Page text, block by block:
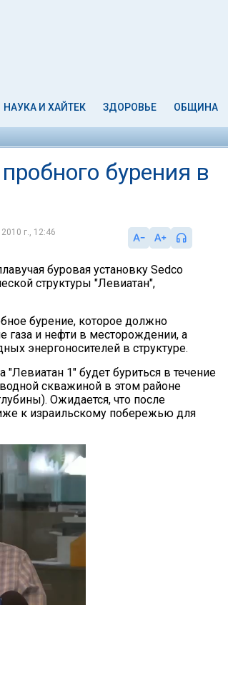
НАУКА И ХАЙТЕК ЗДОРОВЬЕ ОБЩИНА
бурения в
г., 12:46
буровая установку Sedco
структуры "Левиатан",
бурение, которое должно
газа и нефти в месторождении, а
энергоносителей в структуре.
"Левиатан 1" будет буриться в течение
скважиной в этом районе
Ожидается, что после
к израильскому побережью для